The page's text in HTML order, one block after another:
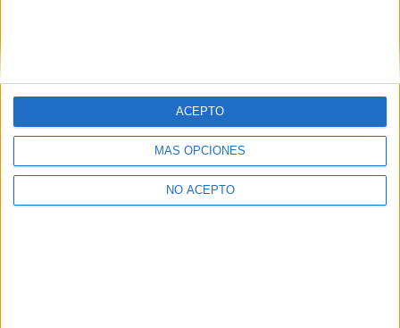
MÁS OPCIONES
NO ACEPTO
ACEPTO
Estudiar Sociología
Estudiar Trabajo Social